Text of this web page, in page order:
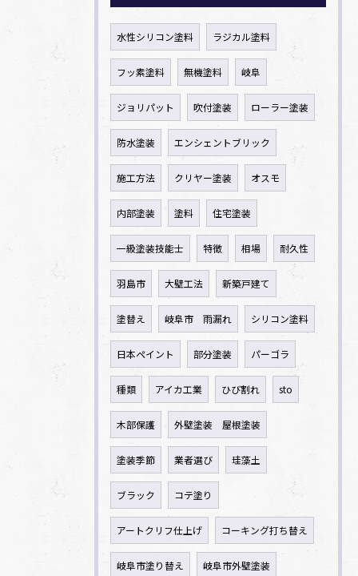
水性シリコン塗料 ラジカル塗料
フッ素塗料 無機塗料 岐阜
ジョリパット 吹付塗装 ローラー塗装
防水塗装 エンシェントブリック
施工方法 クリヤー塗装 オスモ
内部塗装 塗料 住宅塗装
一級塗装技能士 特徴 相場 耐久性
羽島市 大壁工法 新築戸建て
塗替え 岐阜市 雨漏れ シリコン塗料
日本ペイント 部分塗装 パーゴラ
種類 アイカ工業 ひび割れ sto
木部保護 外壁塗装 屋根塗装
塗装季節 業者選び 珪藻土
ブラック コテ塗り
アートクリフ仕上げ コーキング打ち替え
岐阜市塗り替え 岐阜市外壁塗装